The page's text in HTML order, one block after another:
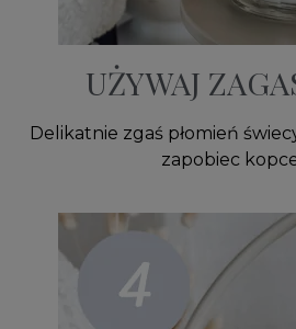
UŻYWAJ
Delikatnie zgaś płomień
zapobiec